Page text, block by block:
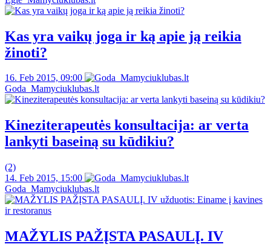
Kas yra vaikų joga ir ką apie ją reikia
žinoti?
16. Feb 2015, 09:00
Goda_Mamyciuklubas.lt
Kineziterapeutės konsultacija: ar verta
lankyti baseiną su kūdikiu?
(2)
14. Feb 2015, 15:00
Goda_Mamyciuklubas.lt
MAŽYLIS PAŽĮSTA PASAULĮ. IV